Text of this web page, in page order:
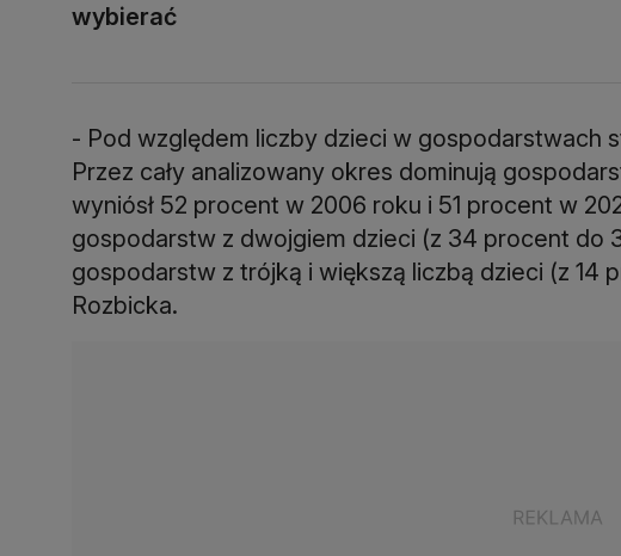
wybierać
- Pod względem liczby dzieci w gospodarstwach
Przez cały analizowany okres dominują
wyniósł 52 procent w 2006 roku i 51 procent w
gospodarstw z dwojgiem dzieci (z 34 procent do
gospodarstw z trójką i większą liczbą dzieci (z 14
Rozbicka.